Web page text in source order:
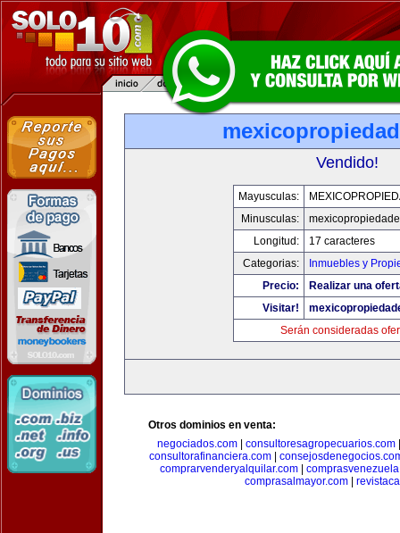
Vendido!
Mayusculas:
Minusculas:
Longitud:
17 caracteres
Categorias:
Inmuebles y
Precio:
Realizar una
Visitar!
Serán consideradas
Otros dominios en venta:
negociados.com
consultoresagropecuarios.com
consultorafinanciera.com|
comprarvenderyalquilar.com|
comprasalmayor.com